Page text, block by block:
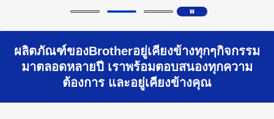
ผลิตภัณฑ์ของBrotherอยู่เคียงข้างทุกๆกิจกรรม
มาตลอดหลายปี เราพร้อมตอบสนองทุกความ
ต้องการ และอยู่เคียงข้างคุณ